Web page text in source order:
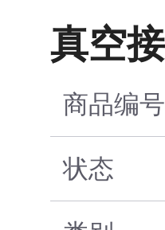
真空
商品编号
状态